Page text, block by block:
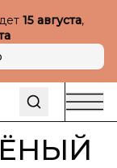
15 августа,